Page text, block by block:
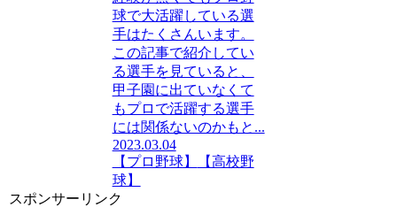
球で大活躍している選
手はたくさんいます。
この記事で紹介してい
る選手を見ていると、
甲子園に出ていなくて
もプロで活躍する選手
には関係ないのかもと...
2023.03.04
【プロ野球】
【高校野
球】
スポンサーリンク